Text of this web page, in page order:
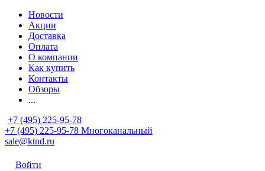
Новости
Акции
Доставка
Оплата
О компании
Как купить
Контакты
Обзоры
...
+7 (495) 225-95-78
+7 (495) 225-95-78 Многоканальный
sale@ktnd.ru
Войти